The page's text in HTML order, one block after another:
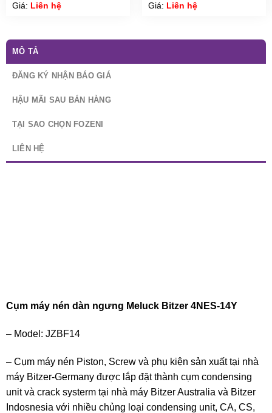
Giá: Liên hệ
Giá: Liên hệ
MÔ TẢ
ĐĂNG KÝ NHẬN BÁO GIÁ
HẬU MÃI SAU BÁN HÀNG
TẠI SAO CHỌN FOZENI
LIÊN HỆ
Cụm máy nén dàn ngưng Meluck Bitzer 4NES-14Y
– Model: JZBF14
– Cụm máy nén Piston, Screw và phụ kiện sản xuất tại nhà
máy Bitzer-Germany được lắp đặt thành cụm condensing
unit và crack systerm tại nhà máy Bitzer Australia và Bitzer
Indosnesia với nhiều chủng loại condensing unit, CA, CS,